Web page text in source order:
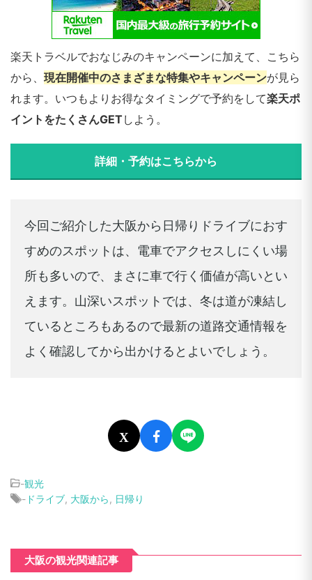
楽天トラベルでおなじみのキャンペーンに加えて、こちら
から、 現在開催中のさまざまな特集やキャンペーンが見ら
れます。いつもよりお得なタイミングで予約をして楽天ポ
イントをたくさんGET しよう。
詳細・予約はこちらから
今回ご紹介した大阪から日帰りドライブにおす
すめのスポットは、電車でアクセスしにくい場
所も多いので、まさに車で行く価値が高いとい
えます。山深いスポットでは、冬は道が凍結し
ているところもあるので最新の道路交通情報を
よく確認してから出かけるとよいでしょう。
X
-観光
- ドライブ, 大阪から , 日帰り
大阪の観光関連記事